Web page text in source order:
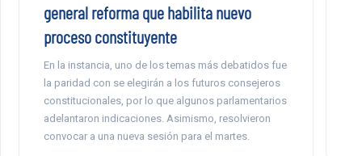
general reforma que habilita nuevo
proceso constituyente
En la instancia, uno de los temas más debatidos fue
la paridad con se elegirán a los futuros consejeros
constitucionales, por lo que algunos parlamentarios
adelantaron indicaciones. Asimismo, resolvieron
convocar a una nueva sesión para el martes.